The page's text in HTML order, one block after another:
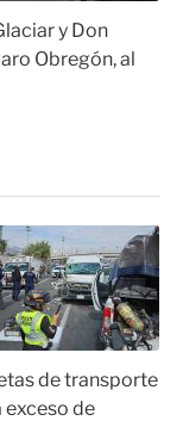
y Don
Obregón, al
de transporte
de